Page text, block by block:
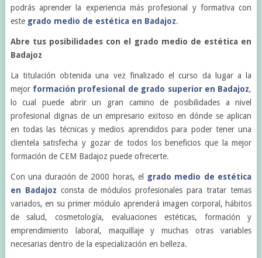
podrás aprender la experiencia más profesional y formativa con
este grado medio de estética en Badajoz.
Abre tus posibilidades con el grado medio de estética en
Badajoz
La titulación obtenida una vez finalizado el curso da lugar a la
mejor formación profesional de grado superior en Badajoz,
lo cual puede abrir un gran camino de posibilidades a nivel
profesional dignas de un empresario exitoso en dónde se aplican
en todas las técnicas y medios aprendidos para poder tener una
clientela satisfecha y gozar de todos los beneficios que la mejor
formación de CEM Badajoz puede ofrecerte.
Con una duración de 2000 horas, el grado medio de estética
en Badajoz consta de módulos profesionales para tratar temas
variados, en su primer módulo aprenderá imagen corporal, hábitos
de salud, cosmetología, evaluaciones estéticas, formación y
emprendimiento laboral, maquillaje y muchas otras variables
necesarias dentro de la especialización en belleza.